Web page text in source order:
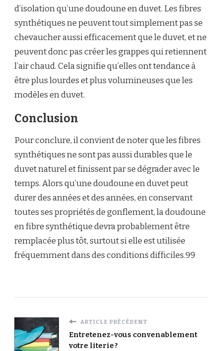
d’isolation qu’une doudoune en duvet. Les fibres
synthétiques ne peuvent tout simplement pas se
chevaucher aussi efficacement que le duvet, et ne
peuvent donc pas créer les grappes qui retiennent
l’air chaud. Cela signifie qu’elles ont tendance à
être plus lourdes et plus volumineuses que les
modèles en duvet.
Conclusion
Pour conclure, il convient de noter que les fibres
synthétiques ne sont pas aussi durables que le
duvet naturel et finissent par se dégrader avec le
temps. Alors qu’une doudoune en duvet peut
durer des années et des années, en conservant
toutes ses propriétés de gonflement, la doudoune
en fibre synthétique devra probablement être
remplacée plus tôt, surtout si elle est utilisée
fréquemment dans des conditions difficiles.99
ARTICLE PRÉCÉDENT
Entretenez-vous convenablement
votre literie ?